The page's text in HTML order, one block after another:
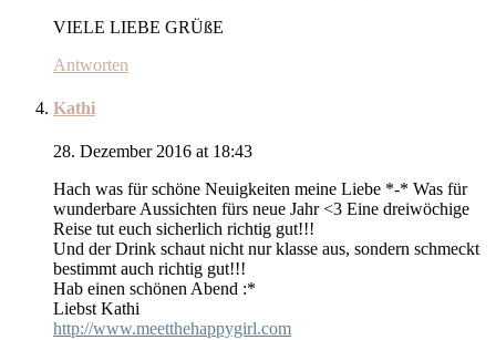
VIELE LIEBE GRÜßE
Antworten
Kathi
28. Dezember 2016 at 18:43
Hach was für schöne Neuigkeiten meine Liebe *-* Was für
wunderbare Aussichten fürs neue Jahr <3 Eine dreiwöchige
Reise tut euch sicherlich richtig gut!!!
Und der Drink schaut nicht nur klasse aus, sondern schmeckt
bestimmt auch richtig gut!!!
Hab einen schönen Abend :*
Liebst Kathi
http://www.meetthehappygirl.com